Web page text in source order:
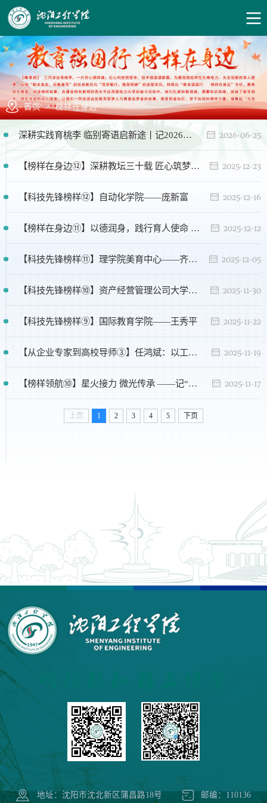
首页 > 榜样在身边
深耕实践育桃李 临别寄语启新途丨记2026届毕业典礼教师代表赵东升 2026-06-25
【榜样在身边⑫】深耕教坛三十载 匠心筑梦育桃李 ——记冯威老师的教育征程 2025-12-23
【科技先锋榜样⑫】自动化学院——庞新富 2025-12-16
【榜样在身边⑪】以德润身，践行育人使命 以爱润心，潜心培根铸魂 ——记理学院高等数学教研室张娇 2025-12-12
【科技先锋榜样⑪】理学院美育中心——齐志华 2025-12-05
【科技先锋榜样⑩】资产经营管理公司大学科技园有限公司——王东来 2025-11-30
【科技先锋榜样⑨】国际教育学院——王秀平 2025-11-22
【从企业专家到高校导师③】任鸿斌：以工程实践赋能机械人才培养 2025-11-19
【榜样领航⑩】星火接力 微光传承 ——记“校长奖学金”获得者电气工程学院王雍玮 2025-11-17
上页 1 2 3 4 5 下页
地址：沈阳市沈北新区蒲昌路18号 邮编：110136